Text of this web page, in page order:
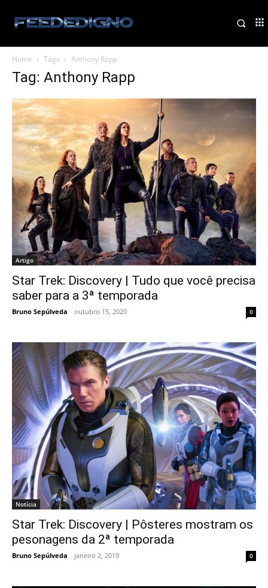
Home Tags Anthony Rapp
Tag: Anthony Rapp
Artigo
Star Trek: Discovery | Tudo que você precisa
saber para a 3ª temporada
Bruno Sepúlveda - outubro 15, 2020 0
Notícia
Star Trek: Discovery | Pôsteres mostram os
pesonagens da 2ª temporada
Bruno Sepúlveda - janeiro 2, 2019 0